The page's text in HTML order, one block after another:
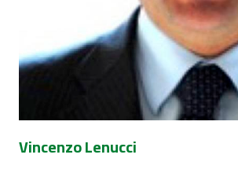
Vincenzo Lenucci